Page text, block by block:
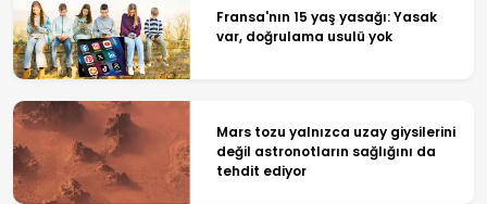
Fransa'nın 15 yaş yasağı: Yasak
var, doğrulama usulü yok
Mars tozu yalnızca uzay giysilerini
değil astronotların sağlığını da
tehdit ediyor